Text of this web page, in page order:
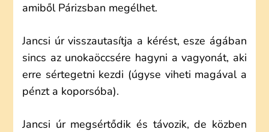
amiből Párizsban megélhet.
Jancsi úr visszautasítja a kérést, esze ágában
sincs az unokaöccsére hagyni a vagyonát, aki
erre sértegetni kezdi (úgyse viheti magával a
pénzt a koporsóba).
Jancsi úr megsértődik és távozik, de közben